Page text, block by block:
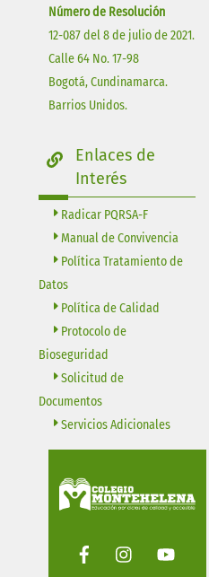
Número de Resolución
12-087 del 8 de julio de 2021.
Calle 64 No. 17-98
Bogotá, Cundinamarca.
Barrios Unidos.
Enlaces de
Interés
Radicar PQRSA-F
Manual de Convivencia
Política Tratamiento de
Datos
Política de Calidad
Protocolo de
Bioseguridad
Solicitud de
Documentos
Servicios Adicionales
FacebookInstagramYoutube